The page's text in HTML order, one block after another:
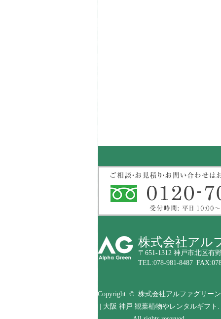
株式会社アル
〒651-1312 神戸市北区有
TEL:078-981-8487
Copyright © 株式会社アルファグリーン
| 大阪 神戸 観葉植物やレンタルギフト.